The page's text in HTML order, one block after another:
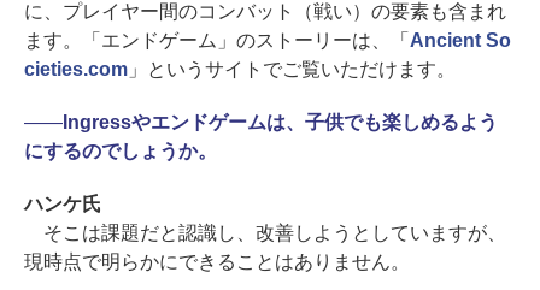
に、プレイヤー間のコンバット（戦い）の要素も含まれ
ます。「エンドゲーム」のストーリーは、「 Ancient So
cieties.com」というサイトでご覧いただけます。
――Ingressやエンドゲームは、子供でも楽しめるよう
にするのでしょうか。
ハンケ氏
そこは課題だと認識し、改善しようとしていますが、
現時点で明らかにできることはありません。